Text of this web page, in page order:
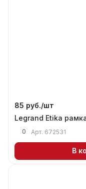
85 руб./шт
Legrand Etika
0 Арт. 672531
В